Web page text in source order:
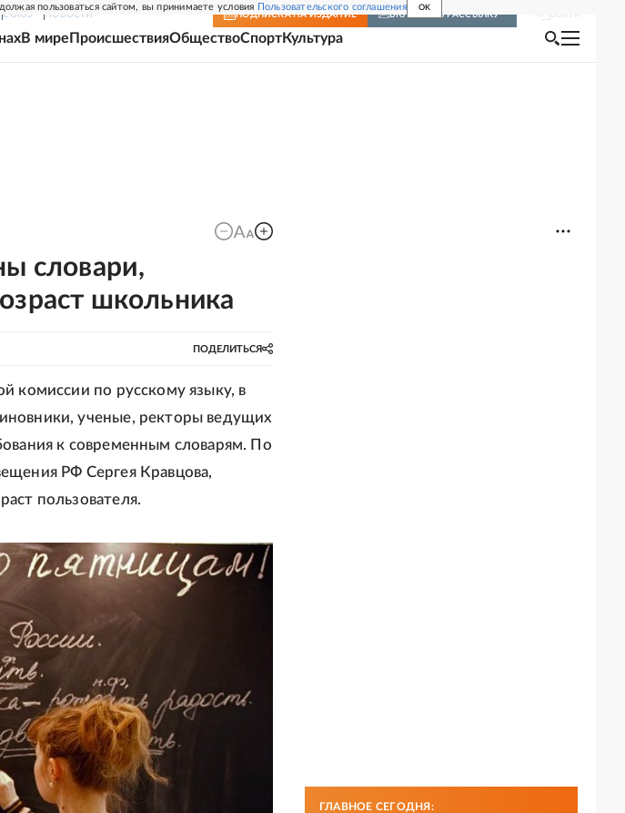
пользоваться сайтом, вы принимаете условия Пользовательского соглашения OK
СОЮЗ НОВОСТИ ПОДПИСКА НА ИЗДАНИЕ ВКЛЮЧИТЬ РАССЫЛКУ
В мире ПроисшествияОбществоСпортКультура
словари,
школьника
ПОДЕЛИТЬСЯ
комиссии по русскому языку, в
ученые, ректоры ведущих
к современным словарям. По
РФ Сергея Кравцова,
пользователя.
ГЛАВНОЕ СЕГОДНЯ: